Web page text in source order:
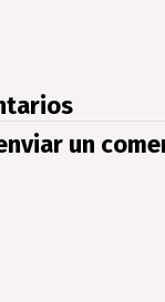
tu vestidor
un